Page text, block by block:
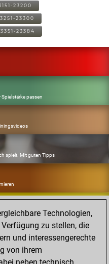
23200
23300
23384
passen
spielt. Mit guten Tipps
Technologien,
zu stellen, die
und interessengerechte
von ihrem